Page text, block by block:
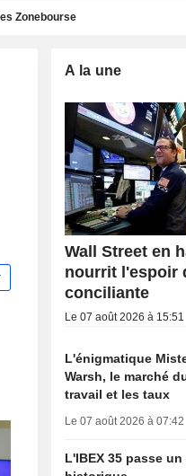
Zonebourse
A la une
Wall Street en
nourrit l'espoir
conciliante
Le 07 août 2026 à 15:51
L'énigmatique
Warsh, le marché
travail et les taux
Le 07 août 2026 à 07:42
L'IBEX 35 passe un